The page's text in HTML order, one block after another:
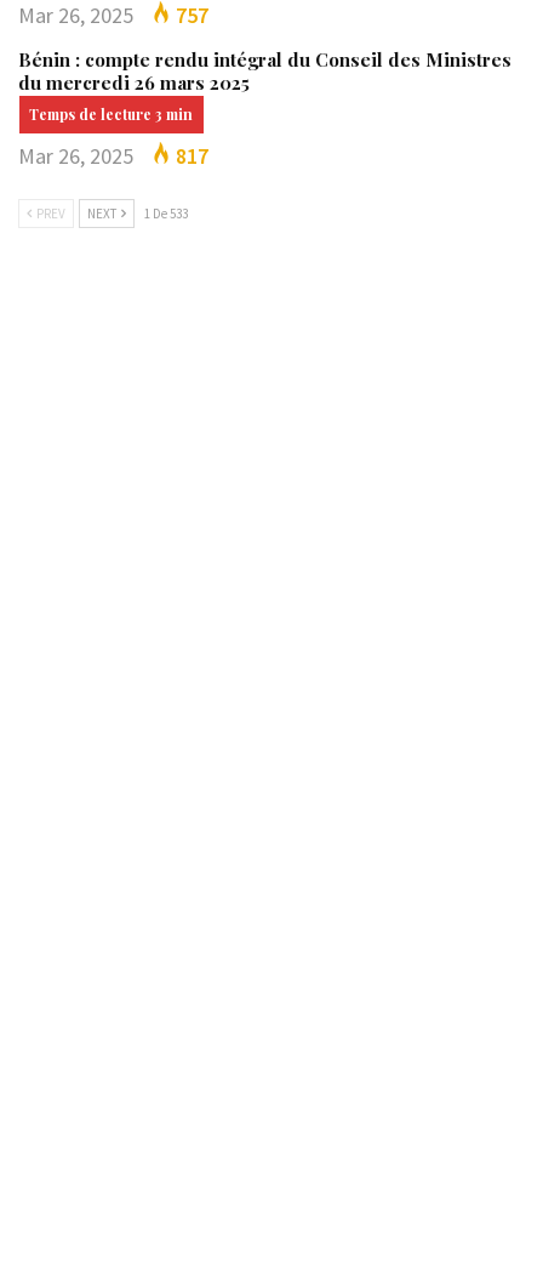
Mar 26, 2025 757
Bénin : compte rendu intégral du Conseil des Ministres
du mercredi 26 mars 2025
Mar 26, 2025 817
PREV NEXT 1 De 533